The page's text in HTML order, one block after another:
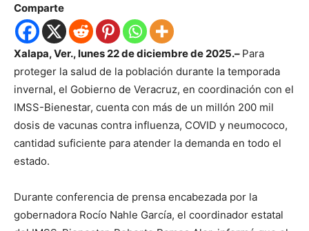
Comparte
Xalapa, Ver., lunes 22 de diciembre de 2025.– Para
proteger la salud de la población durante la temporada
invernal, el Gobierno de Veracruz, en coordinación con el
IMSS-Bienestar, cuenta con más de un millón 200 mil
dosis de vacunas contra influenza, COVID y neumococo,
cantidad suficiente para atender la demanda en todo el
estado.
Durante conferencia de prensa encabezada por la
gobernadora Rocío Nahle García, el coordinador estatal